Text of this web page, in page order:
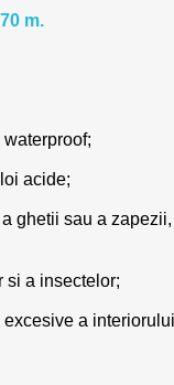
m.
acide;
ghetii sau a
si a insectelor;
a